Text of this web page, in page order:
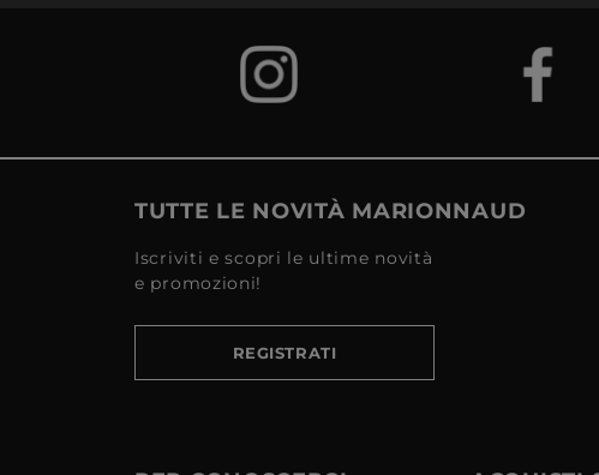
TUTTE LE NOVITÀ MARIONNAUD
Iscriviti e scopri le ultime novità
e promozioni!
REGISTRATI